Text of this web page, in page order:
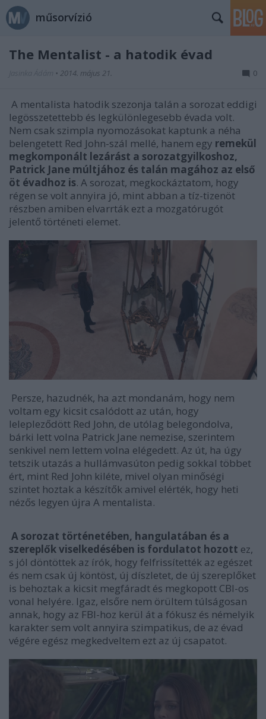
műsorvízió
The Mentalist - a hatodik évad
• 2014. május 21. 0
A mentalista hatodik szezonja talán a sorozat eddigi
legösszetettebb és legkülönlegesebb évada volt.
Nem csak szimpla nyomozásokat kaptunk a néha
belengetett Red John-szál mellé, hanem egy remekül
megkomponált lezárást a sorozatgyilkoshoz,
Patrick Jane múltjához és talán magához az első
öt évadhoz is. A sorozat, megkockáztatom, hogy
régen se volt annyira jó, mint abban a tíz-tizenöt
részben amiben elvarrták ezt a mozgatórugót
jelentő történeti elemet.
Persze, hazudnék, ha azt mondanám, hogy nem
voltam egy kicsit csalódott az után, hogy
lelepleződött Red John, de utólag belegondolva,
bárki lett volna Patrick Jane nemezise, szerintem
senkivel nem lettem volna elégedett. Az út, ha úgy
tetszik utazás a hullámvasúton pedig sokkal többet
ért, mint Red John kiléte, mivel olyan minőségi
szintet hoztak a készítők amivel elérték, hogy heti
nézős legyen újra A mentalista.
A sorozat történetében, hangulatában és a
szereplők viselkedésében is fordulatot hozott ez,
s jól döntöttek az írók, hogy felfrissítették az egészet
és nem csak új köntöst, új díszletet, de új szereplőket
is behoztak a kicsit megfáradt és megkopott CBI-os
vonal helyére. Igaz, elsőre nem örültem túlságosan
annak, hogy az FBI-hoz kerül át a fókusz és némelyik
karakter sem volt annyira szimpatikus, de az évad
végére egész megkedveltem ezt az új csapatot.